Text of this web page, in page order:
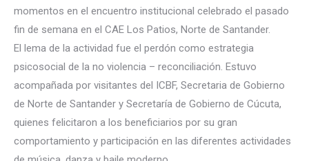
momentos en el encuentro institucional celebrado el pasado
fin de semana en el CAE Los Patios, Norte de Santander.
El lema de la actividad fue el perdón como estrategia
psicosocial de la no violencia – reconciliación. Estuvo
acompañada por visitantes del ICBF, Secretaria de Gobierno
de Norte de Santander y Secretaría de Gobierno de Cúcuta,
quienes felicitaron a los beneficiarios por su gran
comportamiento y participación en las diferentes actividades